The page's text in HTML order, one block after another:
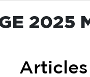
2025
Articles